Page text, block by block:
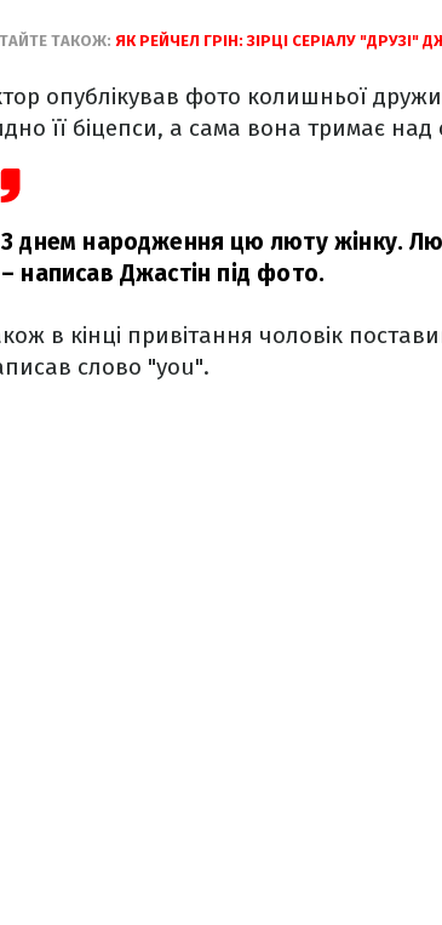
ТАКОЖ: ЯК РЕЙЧЕЛ ГРІН: ЗІРЦІ СЕРІАЛУ "ДРУЗІ"
опублікував фото колишньої
її біцепси, а сама вона тримає
З днем ​​народження цю люту жінку.
– написав Джастін під фото.
в кінці привітання чоловік
слово "you".